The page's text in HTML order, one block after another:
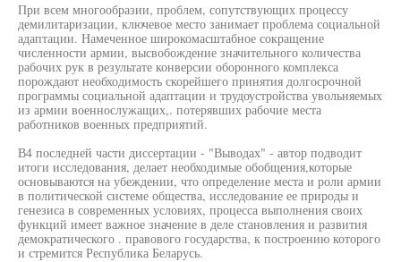
При всем многообразии, проблем, сопутствующих процессу
демилитаризации, ключевое место занимает проблема социальной
адаптации. Намеченное широкомасштабное сокращение
численности армии, высвобождение значительного количества
рабочих рук в результате конверсии оборонного комплекса
порождают необходимость скорейшего принятия долгосрочной
программы социальной адаптации и трудоустройства увольняемых
из армии военнослужащих,. потерявших рабочие места
работников военных предприятий.
В4 последней части диссертации - "Выводах" - автор подводит
итоги исследования, делает необходимые обобщения,которые
основываются на убеждении, что определение места и роли армии
в политической системе общества, исследование ее природы и
генезиса в современных условиях, процесса выполнения своих
функций имеет важное значение в деле становления и развития
демократического . правового государства, к построению которого
и стремится Республика Беларусь.